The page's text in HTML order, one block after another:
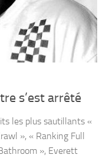
s’est arrêté
les plus sautillants «
», « Ranking Full
», Everett